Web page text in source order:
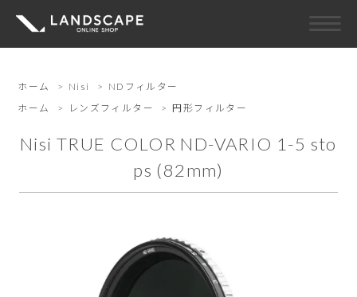
ホーム > Nisi > NDフィルター
ホーム
> レンズフィルター > 円形フィルター
Nisi TRUE COLOR ND-VARIO 1-5 sto
ps (82mm)